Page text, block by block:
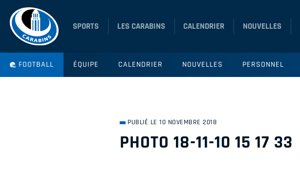
SPORTS LES CARABINS CALENDRIER NOUVELLES
FOOTBALL ÉQUIPE CALENDRIER NOUVELLES PERSONNEL
PUBLIÉ LE 10 NOVEMBRE 2018
PHOTO 18-11-10 15 17 33